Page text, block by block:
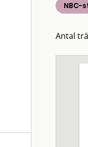
NBC-
Antal